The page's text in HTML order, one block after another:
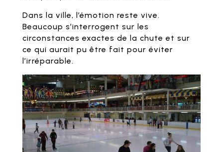
Dans la ville, l’émotion reste vive.
Beaucoup s’interrogent sur les
circonstances exactes de la chute et sur
ce qui aurait pu être fait pour éviter
l’irréparable.